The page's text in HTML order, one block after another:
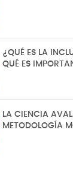
¿QUÉ ES LA
QUÉ ES
LA CIENCIA
METODOLOGÍA